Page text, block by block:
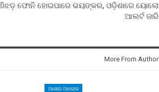
ଫୋନି ହୋଇପାରେ ଭୟଙ୍କର, ଓଡ଼ିଶାରେ ୟୋଲୋ
ଆଲର୍ଟ ଜାରି
More From Author
ଆଶାର ଆଲୋକ